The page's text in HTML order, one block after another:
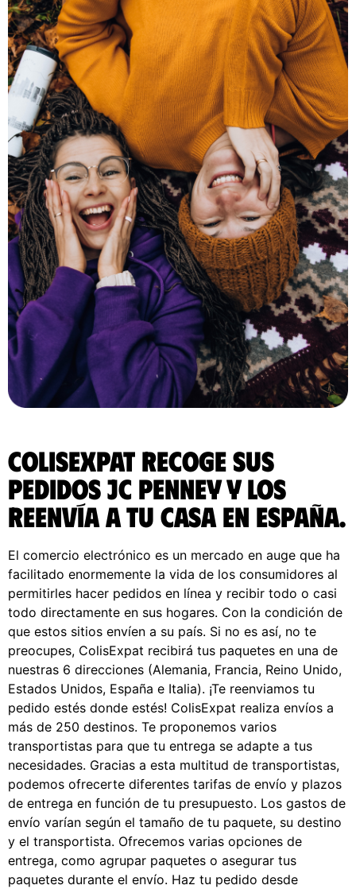
ColisExpat recoge sus
pedidos JC Penney y los
reenvía a tu casa en España.
El comercio electrónico es un mercado en auge que ha
facilitado enormemente la vida de los consumidores al
permitirles hacer pedidos en línea y recibir todo o casi
todo directamente en sus hogares. Con la condición de
que estos sitios envíen a su país. Si no es así, no te
preocupes, ColisExpat recibirá tus paquetes en una de
nuestras 6 direcciones (Alemania, Francia, Reino Unido,
Estados Unidos, España e Italia). ¡Te reenviamos tu
pedido estés donde estés! ColisExpat realiza envíos a
más de 250 destinos. Te proponemos varios
transportistas para que tu entrega se adapte a tus
necesidades. Gracias a esta multitud de transportistas,
podemos ofrecerte diferentes tarifas de envío y plazos
de entrega en función de tu presupuesto. Los gastos de
envío varían según el tamaño de tu paquete, su destino
y el transportista. Ofrecemos varias opciones de
entrega, como agrupar paquetes o asegurar tus
paquetes durante el envío. Haz tu pedido desde